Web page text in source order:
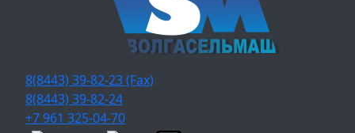
8(8443) 39-82-23 (Fax)
8(8443) 39-82-24
+7 961 325-04-70